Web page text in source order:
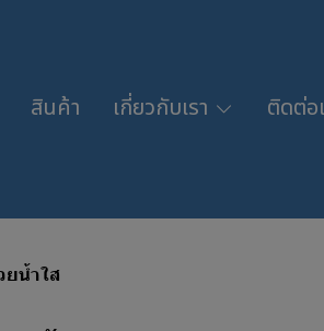
สินค้า เกี่ยวกับเรา ติดต่อ
ยน้ำใส